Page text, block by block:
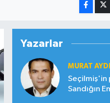
Yazarlar
MURAT
Seçilmiş'in
Sandığın